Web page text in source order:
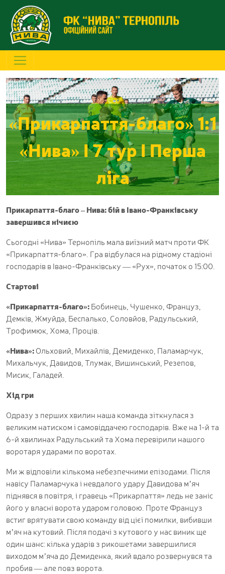
«Прикарпаття-благо» 1:1
«Нива» I 7 тур I Перша
ліга
Прикарпаття-благо – Нива: бій в Івано-Франківську
завершився нічиєю
Сьогодні «Нива» Тернопіль мала виїзний матч проти ФК
«Прикарпаття-благо». Гра відбулася на рідному стадіоні
господарів в Івано-Франківську — «Рух», початок о 15:00.
Стартові
«Прикарпаття-благо»:Бобинець, Чушенко, Француз,
Демків, Жмуйда, Беспалько, Соловйов, Радульський,
Трофимюк, Хома, Проців.
«Нива»:Ольховий, Михайлів, Демиденко, Паламарчук,
Михальчук, Давидов, Тлумак, Вишинський, Резепов,
Мисик, Галадей.
Хід гри
Одразу з перших хвилин наша команда зіткнулася з
великим натиском і самовіддачею господарів. Вже на 1-й та
6-й хвилинах Радульський та Хома перевірили нашого
воротаря ударами по воротах.
Ми ж відповіли кількома небезпечними епізодами. Після
навісу Паламарчука і невдалого удару Давидова м’яч
піднявся в повітря, і гравець «Прикарпаття» ледь не заніс
його у власні ворота ударом головою. Проте Француз
встиг врятувати свою команду від цієї помилки, вибивши
м’яч на кутовий. Після подачі з кутового у нас виник ще
один шанс: кілька ударів з рикошетами завершилися
виходом м’яча до Демиденка, який вдало розвернувся та
пробив — але повз ворота.